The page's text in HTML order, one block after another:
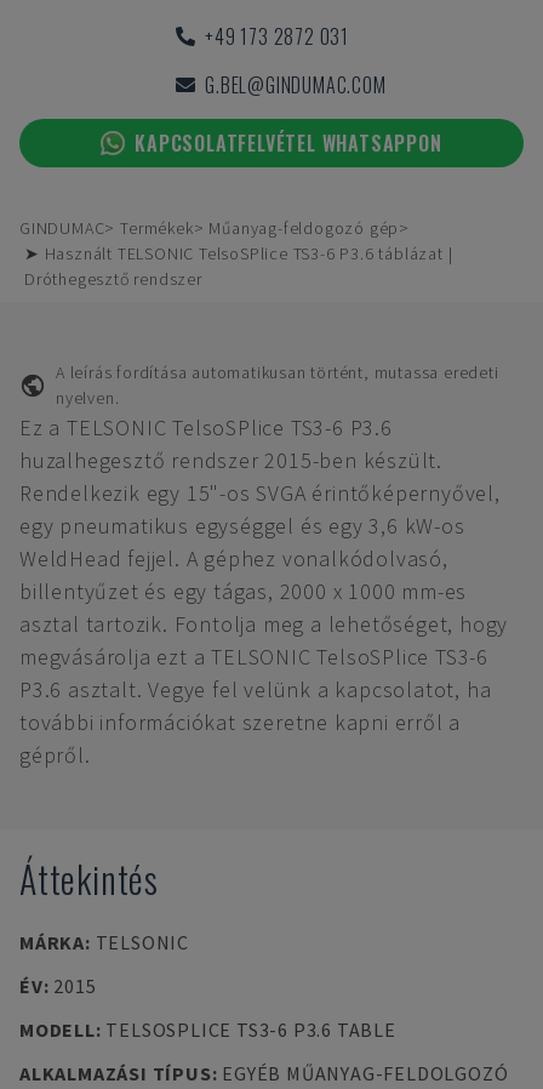
+49 173 2872 031
G.BEL@GINDUMAC.COM
KAPCSOLATFELVÉTEL WHATSAPPON
GINDUMAC Termékek
Műanyag-feldogozó gép
➤ Használt TELSONIC TelsoSPlice TS3-6 P3.6 táblázat |
Dróthegesztő rendszer
A leírás fordítása automatikusan történt, mutassa eredeti
nyelven.
Ez a TELSONIC TelsoSPlice TS3-6 P3.6
huzalhegesztő rendszer 2015-ben készült.
Rendelkezik egy 15"-os SVGA érintőképernyővel,
egy pneumatikus egységgel és egy 3,6 kW-os
WeldHead fejjel. A géphez vonalkódolvasó,
billentyűzet és egy tágas, 2000 x 1000 mm-es
asztal tartozik. Fontolja meg a lehetőséget, hogy
megvásárolja ezt a TELSONIC TelsoSPlice TS3-6
P3.6 asztalt. Vegye fel velünk a kapcsolatot, ha
további információkat szeretne kapni erről a
gépről.
Áttekintés
MÁRKA: TELSONIC
ÉV: 2015
MODELL: TELSOSPLICE TS3-6 P3.6 TABLE
ALKALMAZÁSI TÍPUS: EGYÉB MŰANYAG-FELDOLGOZÓ